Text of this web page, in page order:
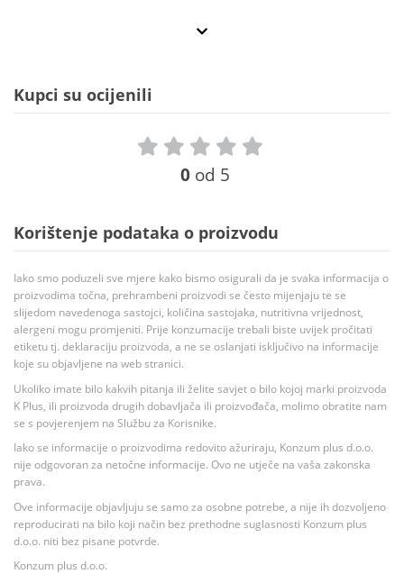
Kupci su ocijenili
0 od 5
Korištenje podataka o proizvodu
Iako smo poduzeli sve mjere kako bismo osigurali da je svaka informacija o
proizvodima točna, prehrambeni proizvodi se često mijenjaju te se
slijedom navedenoga sastojci, količina sastojaka, nutritivna vrijednost,
alergeni mogu promjeniti. Prije konzumacije trebali biste uvijek pročitati
etiketu tj. deklaraciju proizvoda, a ne se oslanjati isključivo na informacije
koje su objavljene na web stranici.
Ukoliko imate bilo kakvih pitanja ili želite savjet o bilo kojoj marki proizvoda
K Plus, ili proizvoda drugih dobavljača ili proizvođača, molimo obratite nam
se s povjerenjem na Službu za Korisnike.
Iako se informacije o proizvodima redovito ažuriraju, Konzum plus d.o.o.
nije odgovoran za netočne informacije. Ovo ne utječe na vaša zakonska
prava.
Ove informacije objavljuju se samo za osobne potrebe, a nije ih dozvoljeno
reproducirati na bilo koji način bez prethodne suglasnosti Konzum plus
d.o.o. niti bez pisane potvrde.
Konzum plus d.o.o.